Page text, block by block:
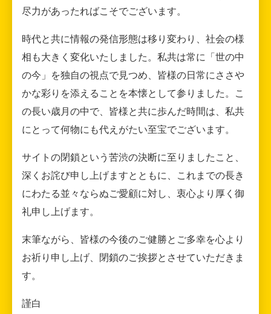
尽力があったればこそでございます。
時代と共に情報の発信形態は移り変わり、社会の様
相も大きく変化いたしました。私共は常に「世の中
の今」を独自の視点で見つめ、皆様の日常にささや
かな彩りを添えることを本懐として参りました。こ
の長い歳月の中で、皆様と共に歩んだ時間は、私共
にとって何物にも代えがたい至宝でございます。
サイトの閉鎖という苦渋の決断に至りましたこと、
深くお詫び申し上げますとともに、これまでの長き
にわたる並々ならぬご愛顧に対し、衷心より厚く御
礼申し上げます。
末筆ながら、皆様の今後のご健勝とご多幸を心より
お祈り申し上げ、閉鎖のご挨拶とさせていただきま
す。
謹白